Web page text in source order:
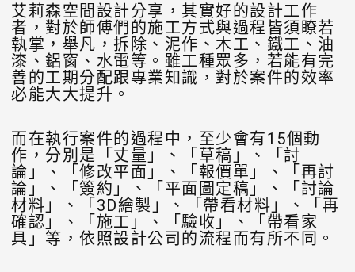
艾莉森空間設計分享，其實好的設計工作
者，對於師傅們的施工方式與過程皆須瞭若
執掌，舉凡，拆除、泥作、木工、鐵工、油
漆、鋁窗、水電等。雖工種眾多，若能有完
善的工期分配跟專業知識，對於案件的效率
必能大大提升。
而在執行案件的過程中，至少會有15個動
作，分別是「丈量」、「草稿」、「討
論」、「修改平面」、「報價單」、「再討
論」、「簽約」、「平面圖定稿」、「討論
材料」、「3D繪製」、「帶看材料」、「再
確認」、「施工」、「驗收」、「帶看家
具」等，依照設計公司的流程而有所不同。